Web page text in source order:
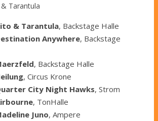
Tarantula
& Tarantula, Backstage Halle
Anywhere, Backstage
, Backstage Halle
, Circus Krone
City Night Hawks, Strom
, TonHalle
Juno, Ampere